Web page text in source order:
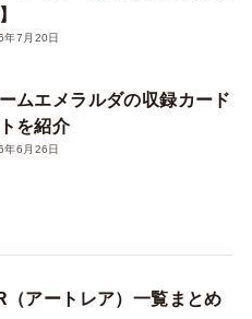
年7月20日
ムエメラルダの収録カード
を紹介
年6月26日
（アートレア）一覧まとめ